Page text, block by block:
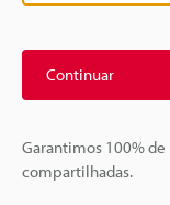
Continuar
Garantimos 100%
compartilhadas.